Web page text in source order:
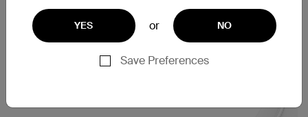
YES or NO
Save Preferences
케이블 스트랩 포함